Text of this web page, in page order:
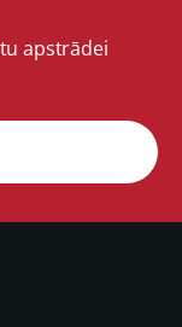
apstrādei